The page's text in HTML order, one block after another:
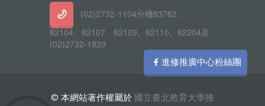
(02)2732-1104分機83762、
82104、82107、82109、82110、82204及
(02)2732-1829
進修推廣中心粉絲團
© 本網站著作權屬於 國立臺北教育大學推